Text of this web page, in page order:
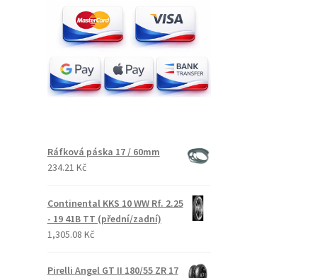
Ráfková páska 17 / 60mm
234.21 Kč
Continental KKS 10 WW Rf. 2.25
- 19 41B TT (přední/zadní)
1,305.08 Kč
Pirelli Angel GT II 180/55 ZR 17